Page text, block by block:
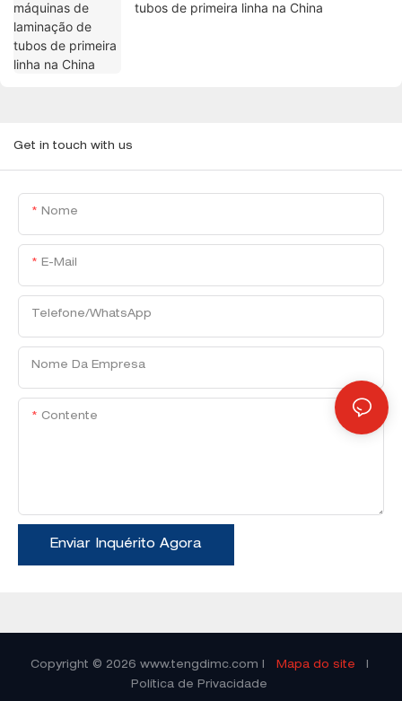
tubos de primeira linha na China
Get in touch with us
Nome
E-Mail
Telefone/WhatsApp
Nome Da Empresa
Contente
Enviar Inquérito Agora
Copyright © 2026 www.tengdimc.com Mapa do site
Política de Privacidade